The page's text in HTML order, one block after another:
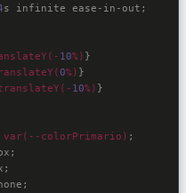
s infinite ease-in-out ;
10%) }
0%) }
10%) }
var(--colorPrimario) ;
;
;
;